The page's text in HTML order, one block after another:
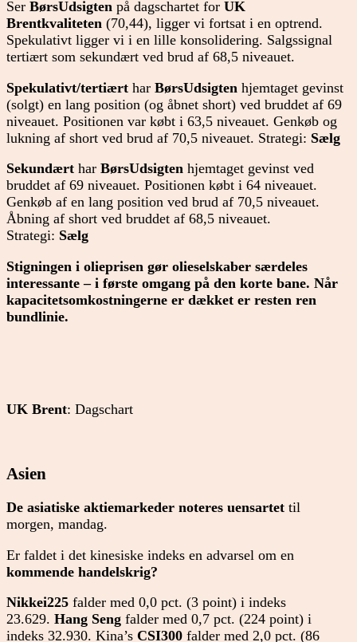
Ser BørsUdsigten på dagschartet for UK
Brentkvaliteten (70,44), ligger vi fortsat i en optrend.
Spekulativt ligger vi i en lille konsolidering. Salgssignal
tertiært som sekundært ved brud af 68,5 niveauet.
Spekulativt/tertiært har BørsUdsigten hjemtaget gevinst
(solgt) en lang position (og åbnet short) ved bruddet af 69
niveauet. Positionen var købt i 63,5 niveauet. Genkøb og
lukning af short ved brud af 70,5 niveauet. Strategi: Sælg
Sekundært har BørsUdsigten hjemtaget gevinst ved
bruddet af 69 niveauet. Positionen købt i 64 niveauet.
Genkøb af en lang position ved brud af 70,5 niveauet.
Åbning af short ved bruddet af 68,5 niveauet.
Strategi: Sælg
Stigningen i olieprisen gør olieselskaber særdeles
interessante – i første omgang på den korte bane. Når
kapacitetsomkostningerne er dækket er resten ren
bundlinie.
UK Brent: Dagschart
Asien
De asiatiske aktiemarkeder noteres uensartet til
morgen, mandag.
Er faldet i det kinesiske indeks en advarsel om en
kommende handelskrig?
Nikkei225 falder med 0,0 pct. (3 point) i indeks
23.629. Hang Seng falder med 0,7 pct. (224 point) i
indeks 32.930. Kina’s CSI300 falder med 2,0 pct. (86